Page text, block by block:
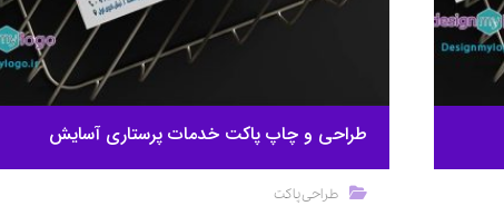
طراحی و چاپ پاکت خدمات پرستاری آسایش
طراحی پاکت